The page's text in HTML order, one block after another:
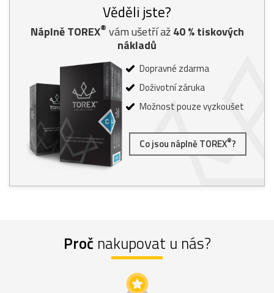
Věděli jste?
Náplně TOREX® vám ušetří až40% tiskových
nákladů
Dopravné zdarma
Doživotní záruka
Možnost pouze vyzkoušet
Co jsou náplně TOREX®?
Proč nakupovat u nás?